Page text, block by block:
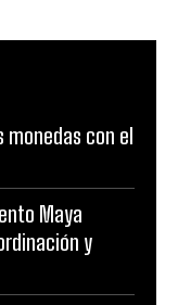
monedas con el
Maya
y